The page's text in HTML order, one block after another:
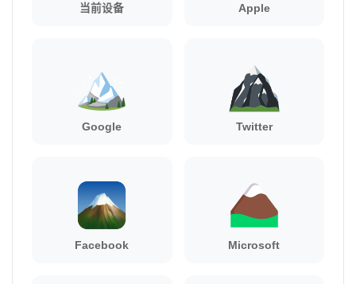
当前设备 Apple
Google Twitter
Facebook Microsoft